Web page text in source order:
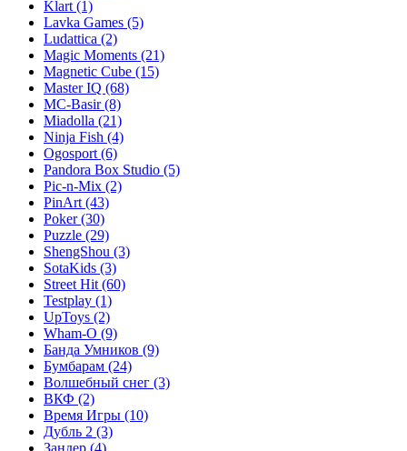
Klart (1)
Lavka Games (5)
Ludattica (2)
Magic Moments (21)
Magnetic Cube (15)
Master IQ (68)
MC-Basir(8)
Miadolla (21)
Ninja Fish (4)
Ogosport (6)
Pandora Box Studio (5)
Pic-n-Mix (2)
PinArt (43)
Poker(30)
Puzzle (29)
ShengShou (3)
SotaKids (3)
Street Hit (60)
Testplay (1)
UpToys (2)
Wham-O (9)
Банда Умников (9)
Бумбарам (24)
Волшебный снег (3)
ВКФ (2)
Время Игры (10)
Дубль 2 (3)
Зандер (4)